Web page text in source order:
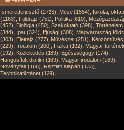
Ismeretterjesztő (2723), Mese (1554), Iskolai,
(1163), Földrajz (751), Politika (610),
(452), Biológia (450), Szakoktató (398), Történelem
(344), Ipar (324), Ifjúsági (308), Magyarország
(303), Életrajz (277), Művészet (251),
(229), Irodalom (200), Fizika (192), Magyar
(192), Közlekedés (189), Egészségügy (174),
Hangosított diafilm (169), Magyar irodalom (169),
Növénytan (168), Rajzfilm alapján (133),
Technikatörténet (129),